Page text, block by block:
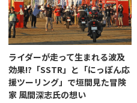
ライダーが走って生まれる波及
効果!?「SSTR」と「にっぽん応
援ツーリング」で垣間見た冒険
家 風間深志氏の想い